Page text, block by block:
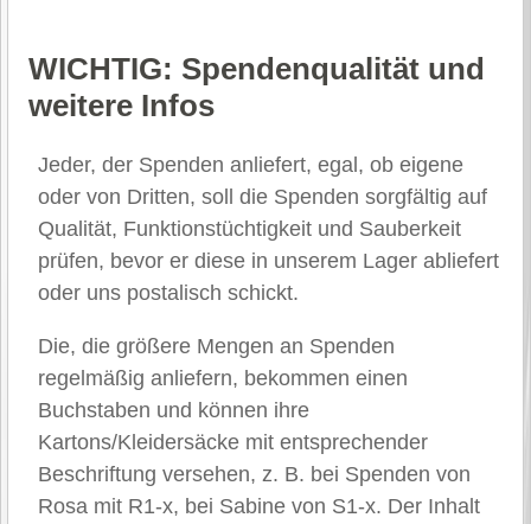
WICHTIG: Spendenqualität und
weitere Infos
Jeder, der Spenden anliefert, egal, ob eigene
oder von Dritten, soll die Spenden sorgfältig auf
Qualität, Funktionstüchtigkeit und Sauberkeit
prüfen, bevor er diese in unserem Lager abliefert
oder uns postalisch schickt.
Die, die größere Mengen an Spenden
regelmäßig anliefern, bekommen einen
Buchstaben und können ihre
Kartons/Kleidersäcke mit entsprechender
Beschriftung versehen, z. B. bei Spenden von
Rosa mit R1-x, bei Sabine von S1-x. Der Inhalt